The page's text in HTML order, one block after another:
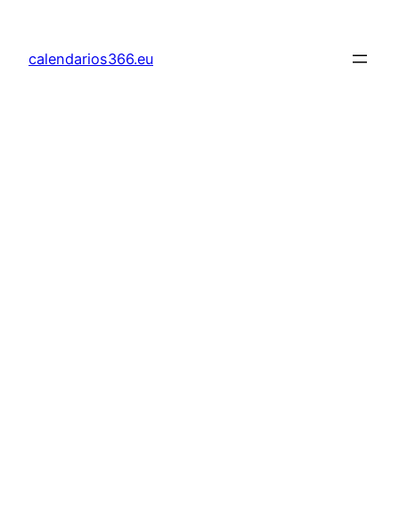
contenido
calendarios366.eu